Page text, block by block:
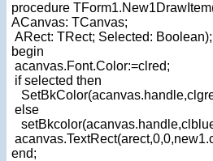
procedure
ACanvas: TCanvas;
ARect: TRect; Selected: Boolean);
begin
acanvas.Font.Color:=clred;
if selected then
else
end;